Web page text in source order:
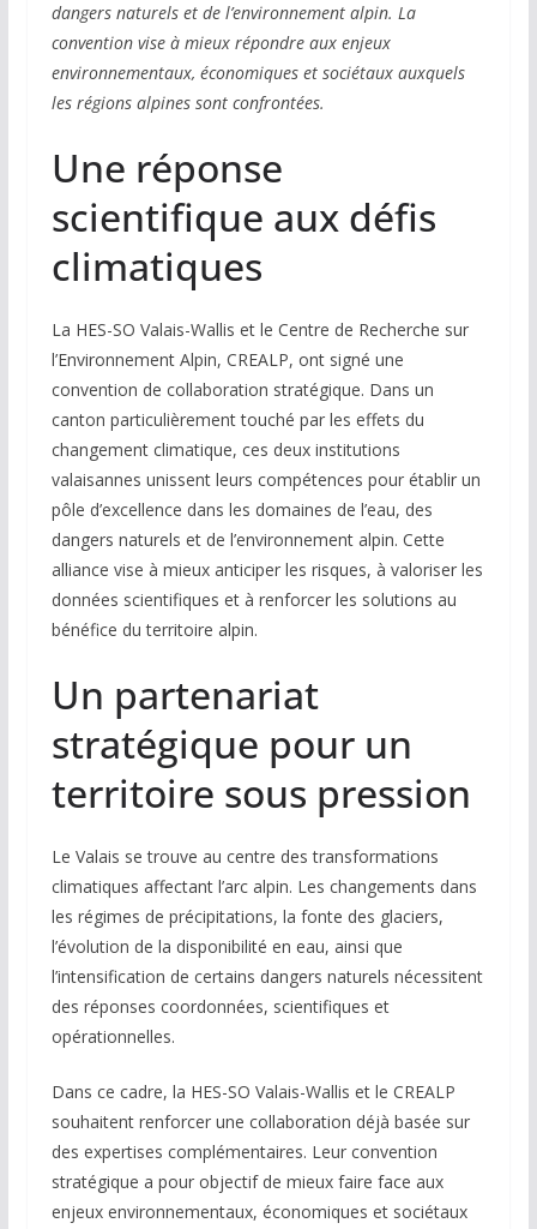
dangers naturels et de l’environnement alpin. La
convention vise à mieux répondre aux enjeux
environnementaux, économiques et sociétaux auxquels
les régions alpines sont confrontées.
Une réponse
scientifique aux défis
climatiques
La HES-SO Valais-Wallis et le Centre de Recherche sur
l’Environnement Alpin, CREALP, ont signé une
convention de collaboration stratégique. Dans un
canton particulièrement touché par les effets du
changement climatique, ces deux institutions
valaisannes unissent leurs compétences pour établir un
pôle d’excellence dans les domaines de l’eau, des
dangers naturels et de l’environnement alpin. Cette
alliance vise à mieux anticiper les risques, à valoriser les
données scientifiques et à renforcer les solutions au
bénéfice du territoire alpin.
Un partenariat
stratégique pour un
territoire sous pression
Le Valais se trouve au centre des transformations
climatiques affectant l’arc alpin. Les changements dans
les régimes de précipitations, la fonte des glaciers,
l’évolution de la disponibilité en eau, ainsi que
l’intensification de certains dangers naturels nécessitent
des réponses coordonnées, scientifiques et
opérationnelles.
Dans ce cadre, la HES-SO Valais-Wallis et le CREALP
souhaitent renforcer une collaboration déjà basée sur
des expertises complémentaires. Leur convention
stratégique a pour objectif de mieux faire face aux
enjeux environnementaux, économiques et sociétaux